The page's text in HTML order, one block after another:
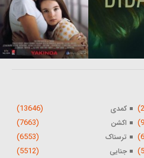
کمدی (13646)
اکشن (7663)
ترسناک (6553)
جنایی (5512)